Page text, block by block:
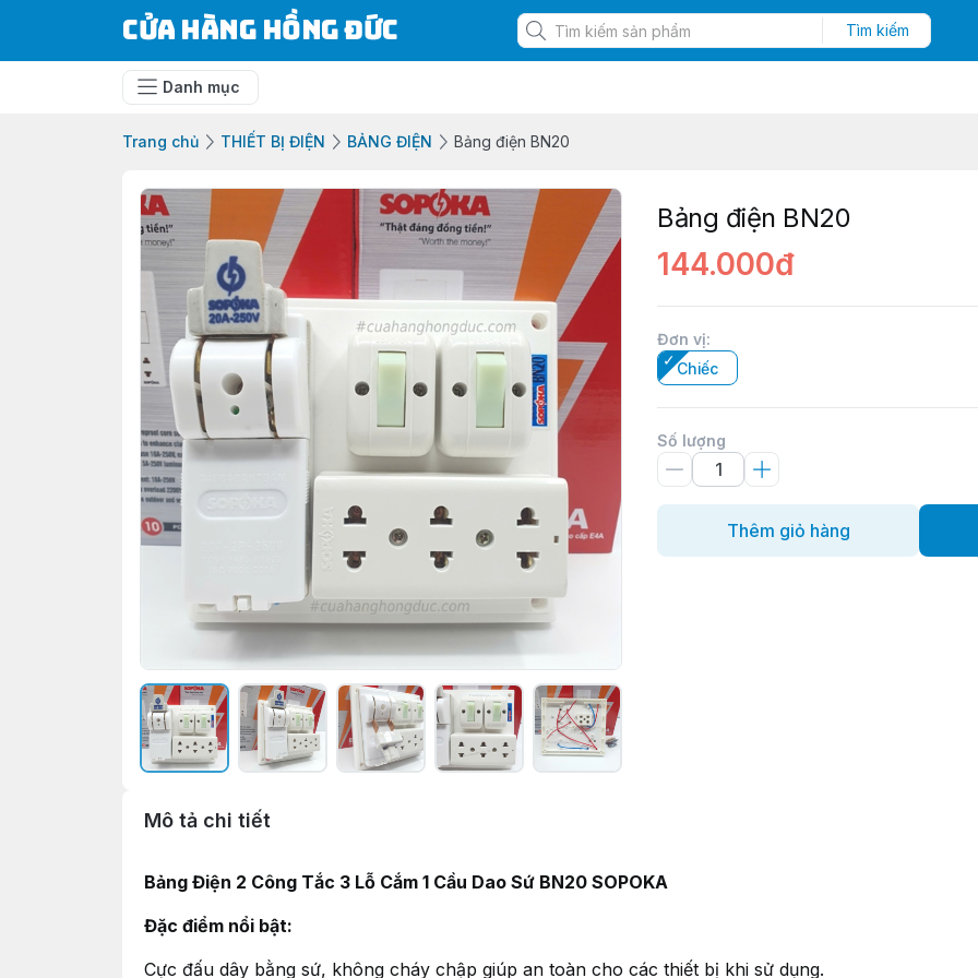
Cửa Hàng Hồng Đức Tìm kiếm
Danh mục
Trang chủ THIẾT BỊ ĐIỆN BẢNG ĐIỆN Bảng điện BN20
Bảng điện BN20
144.000đ
Đơn vị:
Chiếc
Số lượng
Thêm giỏ hàng
Mô tả chi tiết
Bảng Điện 2 Công Tắc 3 Lỗ Cắm 1 Cầu Dao Sứ BN20 SOPOKA
Đặc điểm nổi bật:
Cực đấu dây bằng sứ, không cháy chập giúp an toàn cho các thiết bị khi sử dụng.